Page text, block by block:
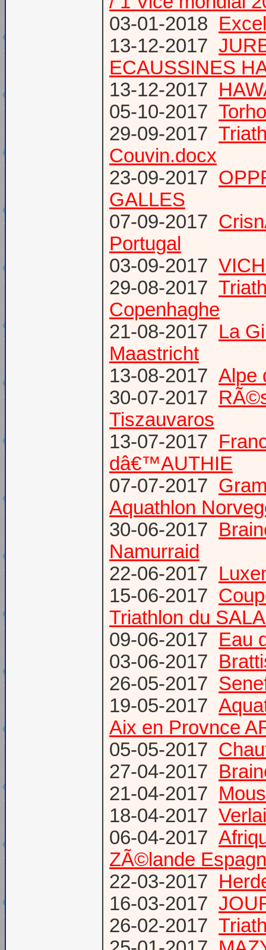
03-01-2018
13-12-2017
ECAUSSINES
13-12-2017
05-10-2017
29-09-2017
Couvin.docx
23-09-2017
GALLES
07-09-2017
Portugal
03-09-2017
29-08-2017
Copenhaghe
21-08-2017 La
Maastricht
13-08-2017 Alpe
30-07-2017
Tiszauvaros
13-07-2017
dâ€™AUTHIE
07-07-2017
Aquathlon
30-06-2017
Namurraid
22-06-2017
15-06-2017
Triathlon du
09-06-2017 Eau
03-06-2017
26-05-2017
19-05-2017
Aix en Provnce
05-05-2017
27-04-2017
21-04-2017
18-04-2017
06-04-2017
ZÃ©lande
22-03-2017
16-03-2017
26-02-2017